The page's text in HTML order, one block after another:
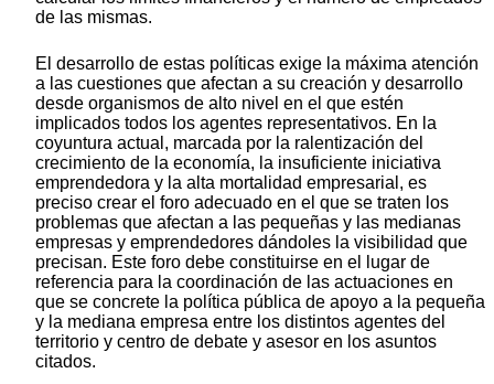
de las mismas.
El desarrollo de estas políticas exige la máxima atención
a las cuestiones que afectan a su creación y desarrollo
desde organismos de alto nivel en el que estén
implicados todos los agentes representativos. En la
coyuntura actual, marcada por la ralentización del
crecimiento de la economía, la insuficiente iniciativa
emprendedora y la alta mortalidad empresarial, es
preciso crear el foro adecuado en el que se traten los
problemas que afectan a las pequeñas y las medianas
empresas y emprendedores dándoles la visibilidad que
precisan. Este foro debe constituirse en el lugar de
referencia para la coordinación de las actuaciones en
que se concrete la política pública de apoyo a la pequeña
y la mediana empresa entre los distintos agentes del
territorio y centro de debate y asesor en los asuntos
citados.